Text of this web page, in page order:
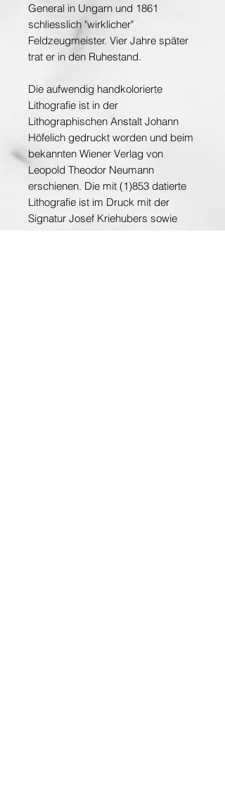
General in Ungarn und 1861
schliesslich "wirklicher"
Feldzeugmeister. Vier Jahre später
trat er in den Ruhestand.
Die aufwendig handkolorierte
Lithografie ist in der
Lithographischen Anstalt Johann
Höfelich gedruckt worden und beim
bekannten Wiener Verlag von
Leopold Theodor Neumann
erschienen. Die mit (1)853 datierte
Lithografie ist im Druck mit der
Signatur Josef Kriehubers sowie